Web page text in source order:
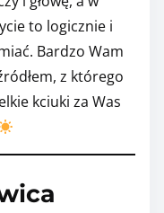
to logicznie i
Bardzo Wam
z którego
kciuki za Was